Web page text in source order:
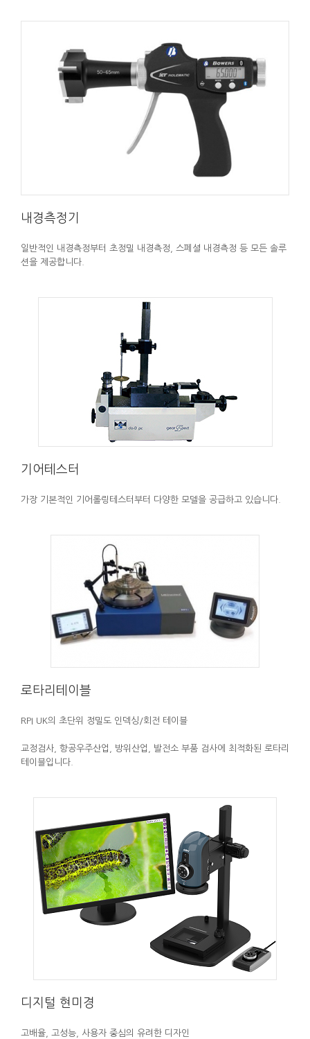
내경측정기
일반적인 내경측정부터 초정밀 내경측정, 스페셜 내경측정 등 모든 솔루
션을 제공합니다.
기어테스터
가장 기본적인 기어롤링테스터부터 다양한 모델을 공급하고 있습니다.
로타리테이블
RPI UK의 초단위 정밀도 인덱싱/회전 테이블
교정검사, 항공우주산업, 방위산업, 발전소 부품 검사에 최적화된 로타리
테이블입니다.
디지털 현미경
고배율, 고성능, 사용자 중심의 유려한 디자인